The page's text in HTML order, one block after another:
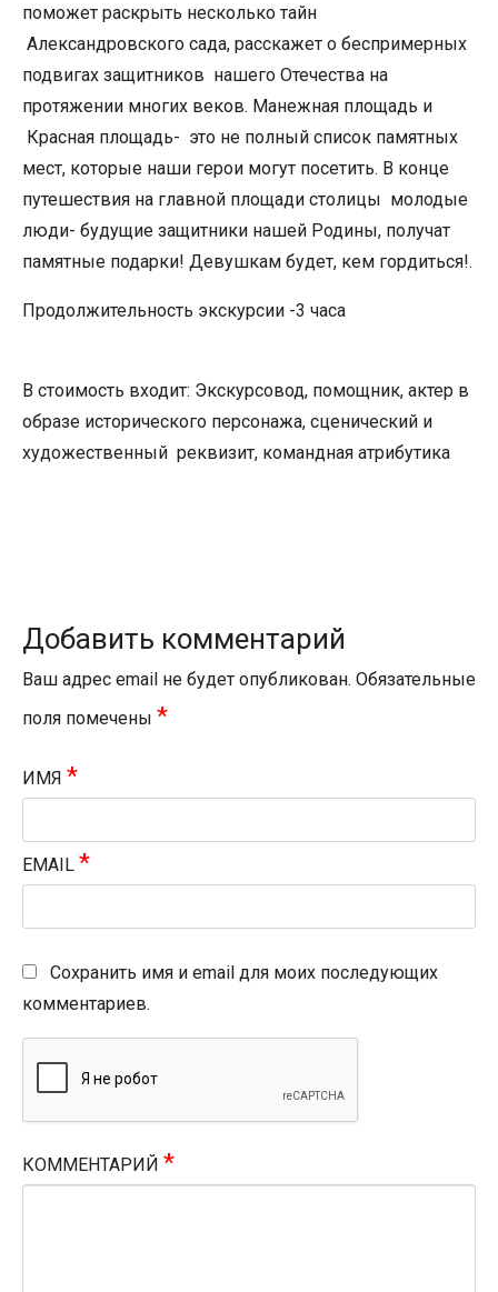
поможет раскрыть несколько тайн
Александровского сада, расскажет о беспримерных
подвигах защитников нашего Отечества на
протяжении многих веков. Манежная площадь и
Красная площадь- это не полный список памятных
мест, которые наши герои могут посетить. В конце
путешествия на главной площади столицы молодые
люди- будущие защитники нашей Родины, получат
памятные подарки! Девушкам будет, кем гордиться!.
Продолжительность экскурсии -3 часа
В стоимость входит: Экскурсовод, помощник, актер в
образе исторического персонажа, сценический и
художественный реквизит, командная атрибутика
Добавить комментарий
Ваш адрес email не будет опубликован. Обязательные
поля помечены *
ИМЯ *
EMAIL *
Сохранить имя и email для моих последующих
комментариев.
КОММЕНТАРИЙ *